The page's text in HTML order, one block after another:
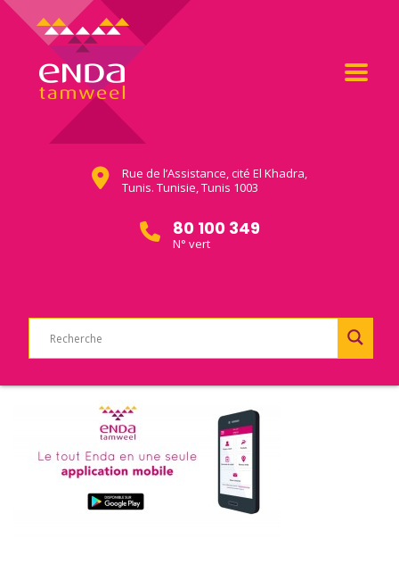
Rue de l’Assistance, cité El Khadra,
Tunis. Tunisie, Tunis 1003
80 100 349
N° vert